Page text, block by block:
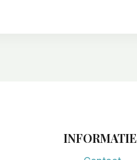
INFORMATIE